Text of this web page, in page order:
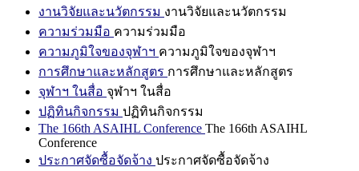
งานวิจัยและนวัตกรรม งานวิจัยและนวัตกรรม
ความร่วมมือ ความร่วมมือ
ความภูมิใจของจุฬาฯ ความภูมิใจของจุฬาฯ
การศึกษาและหลักสูตร การศึกษาและหลักสูตร
จุฬาฯ ในสื่อ จุฬาฯ ในสื่อ
ปฏิทินกิจกรรม ปฏิทินกิจกรรม
The 166th ASAIHL Conference The 166th ASAIHL
Conference
ประกาศจัดซื้อจัดจ้าง ประกาศจัดซื้อจัดจ้าง